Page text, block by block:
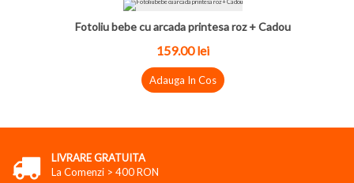
Fotoliu bebe cu arcada printesa roz + Cadou
159.00 lei
Adauga In Cos
LIVRARE GRATUITA
La Comenzi > 400 RON